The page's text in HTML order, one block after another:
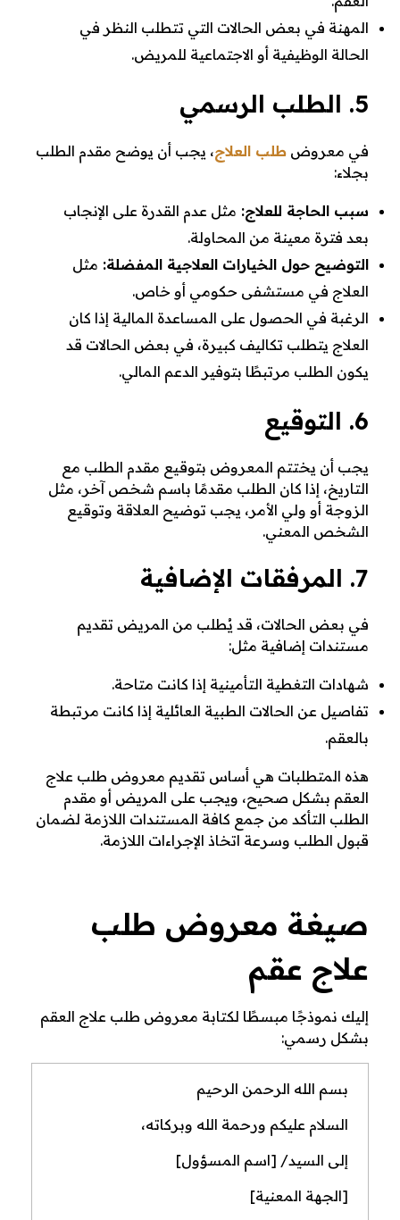
المهنة في بعض الحالات التي تتطلب النظر في
الحالة الوظيفية أو الاجتماعية للمريض.
5. الطلب الرسمي
في معروض طلب العلاج، يجب أن يوضح مقدم الطلب
بجلاء:
سبب الحاجة للعلاج: مثل عدم القدرة على الإنجاب
بعد فترة معينة من المحاولة.
التوضيح حول الخيارات العلاجية المفضلة: مثل
العلاج في مستشفى حكومي أو خاص.
الرغبة في الحصول على المساعدة المالية إذا كان
العلاج يتطلب تكاليف كبيرة، في بعض الحالات قد
يكون الطلب مرتبطًا بتوفير الدعم المالي.
6. التوقيع
يجب أن يختتم المعروض بتوقيع مقدم الطلب مع
التاريخ، إذا كان الطلب مقدمًا باسم شخص آخر، مثل
الزوجة أو ولي الأمر، يجب توضيح العلاقة وتوقيع
الشخص المعني.
7. المرفقات الإضافية
في بعض الحالات، قد يُطلب من المريض تقديم
مستندات إضافية مثل:
شهادات التغطية التأمينية إذا كانت متاحة.
تفاصيل عن الحالات الطبية العائلية إذا كانت مرتبطة
بالعقم.
هذه المتطلبات هي أساس تقديم معروض طلب علاج
العقم بشكل صحيح، ويجب على المريض أو مقدم
الطلب التأكد من جمع كافة المستندات اللازمة لضمان
قبول الطلب وسرعة اتخاذ الإجراءات اللازمة.
صيغة معروض طلب
علاج عقم
إليك نموذجًا مبسطًا لكتابة معروض طلب علاج العقم
بشكل رسمي:
بسم الله الرحمن الرحيم
السلام عليكم ورحمة الله وبركاته،
إلى السيد/ [اسم المسؤول]
[الجهة المعنية]